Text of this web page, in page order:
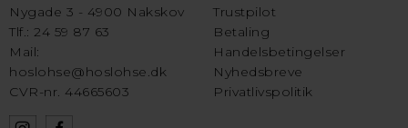
Nygade 3 - 4900 Nakskov
Tlf.: 24 59 87 63
Mail:
hoslohse@hoslohse.dk
CVR-nr. 44665603
Trustpilot
Betaling
Handelsbetingelser
Nyhedsbreve
Privatlivspolitik